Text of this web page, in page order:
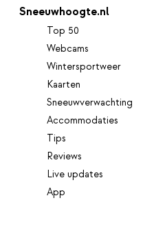
Sneeuwhoogte.nl
Top 50
Webcams
Wintersportweer
Kaarten
Sneeuwverwachting
Accommodaties
Tips
Reviews
Live updates
App